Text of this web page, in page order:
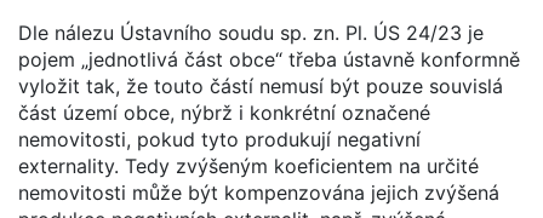
Dle nálezu Ústavního soudu sp. zn. Pl. ÚS 24/23 je
pojem „jednotlivá část obce“ třeba ústavně konformně
vyložit tak, že touto částí nemusí být pouze souvislá
část území obce, nýbrž i konkrétní označené
nemovitosti, pokud tyto produkují negativní
externality. Tedy zvýšeným koeficientem na určité
nemovitosti může být kompenzována jejich zvýšená